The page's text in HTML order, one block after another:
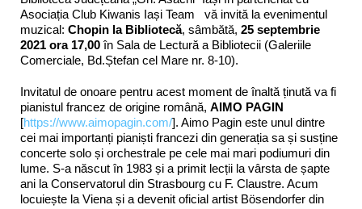
Asociația Club Kiwanis Iași Team vă invită la evenimentul
muzical: Chopin la Bibliotecă, sâmbătă, 25 septembrie
2021 ora 17,00în Sala de Lectură a Bibliotecii (Galeriile
Comerciale, Bd.Ștefan cel Mare nr. 8-10).
Invitatul de onoare pentru acest moment de înaltă ținută va fi
pianistul francez de origine română, AIMO PAGIN
[https://www.aimopagin.com/]. Aimo Pagin este unul dintre
cei mai importanți pianiști francezi din generația sa și susține
concerte solo și orchestrale pe cele mai mari podiumuri din
lume. S-a născut în 1983 și a primit lecții la vârsta de șapte
ani la Conservatorul din Strasbourg cu F. Claustre. Acum
locuiește la Viena și a devenit oficial artist Bösendorfer din